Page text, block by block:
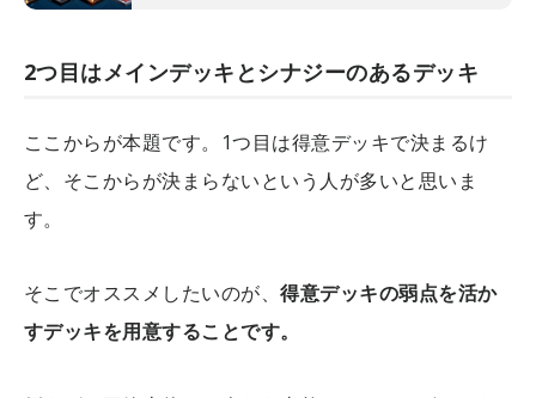
2つ目はメインデッキとシナジーのあるデッキ
ここからが本題です。1つ目は得意デッキで決まるけ
ど、そこからが決まらないという人が多いと思いま
す。
そこでオススメしたいのが、得意デッキの弱点を活か
すデッキを用意することです。